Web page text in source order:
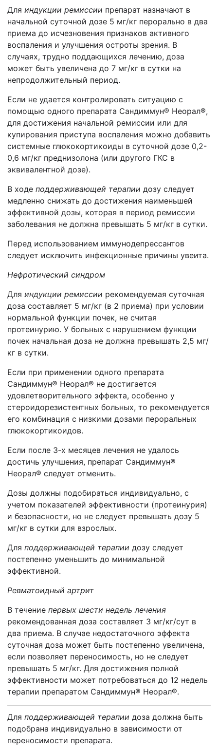
Для индукции ремиссии препарат назначают в
начальной суточной дозе 5 мг/кг перорально в два
приема до исчезновения признаков активного
воспаления и улучшения остроты зрения. В
случаях, трудно поддающихся лечению, доза
может быть увеличена до 7 мг/кг в сутки на
непродолжительный период.
Если не удается контролировать ситуацию с
помощью одного препарата Сандиммун® Неорал®,
для достижения начальной ремиссии или для
купирования приступа воспаления можно добавить
системные глюкокортикоиды в суточной дозе 0,2-
0,6 мг/кг преднизолона (или другого ГКС в
эквивалентной дозе).
В ходе поддерживающей терапии дозу следует
медленно снижать до достижения наименьшей
эффективной дозы, которая в период ремиссии
заболевания не должна превышать 5 мг/кг в сутки.
Перед использованием иммунодепрессантов
следует исключить инфекционные причины увеита.
Нефротический синдром
Для индукции ремиссии рекомендуемая суточная
доза составляет 5 мг/кг (в 2 приема) при условии
нормальной функции почек, не считая
протеинурию. У больных с нарушением функции
почек начальная доза не должна превышать 2,5 мг/
кг в сутки.
Если при применении одного препарата
Сандиммун® Неорал® не достигается
удовлетворительного эффекта, особенно у
стероидорезистентных больных, то рекомендуется
его комбинация с низкими дозами пероральных
глюкокортикоидов.
Если после 3-х месяцев лечения не удалось
достичь улучшения, препарат Сандиммун®
Неорал® следует отменить.
Дозы должны подобираться индивидуально, с
учетом показателей эффективности (протеинурия)
и безопасности, но не следует превышать дозу 5
мг/кг в сутки для взрослых.
Для поддерживающей терапии дозу следует
постепенно уменьшить до минимальной
эффективной.
Ревматоидный артрит
В течение первых шести недель лечения
рекомендованная доза составляет 3 мг/кг/сут в
два приема. В случае недостаточного эффекта
суточная доза может быть постепенно увеличена,
если позволяет переносимость, но не следует
превышать 5 мг/кг. Для достижения полной
эффективности может потребоваться до 12 недель
терапии препаратом Сандиммун® Неорал®.
Для поддерживающей терапии доза должна быть
подобрана индивидуально в зависимости от
переносимости препарата.